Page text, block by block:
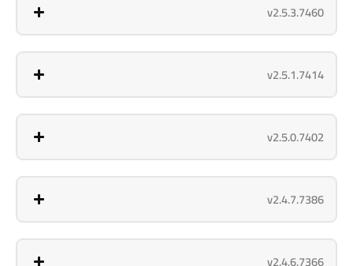
v2.5.3.7460
v2.5.1.7414
v2.5.0.7402
v2.4.7.7386
v2.4.6.7366